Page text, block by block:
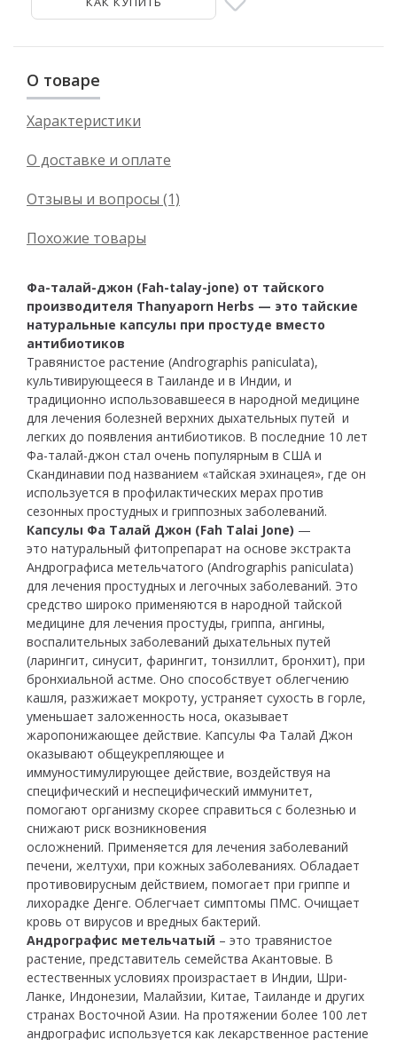
О товаре
Характеристики
О доставке и оплате
Отзывы и вопросы (1)
Похожие товары
Фа-талай-джон (Fah-talay-jone) от тайского
производителя Thanyaporn Herbs — это тайские
натуральные капсулы при простуде вместо
антибиотиков
Травянистое растение (Andrographis paniculata),
культивирующееся в Таиланде и в Индии, и
традиционно использовавшееся в народной медицине
для лечения болезней верхних дыхательных путей и
легких до появления антибиотиков. В последние 10 лет
Фа-талай-джон стал очень популярным в США и
Скандинавии под названием «тайская эхинацея», где он
используется в профилактических мерах против
сезонных простудных и гриппозных заболеваний.
Капсулы Фа Талай Джон (Fah Talai Jone) —
это натуральный фитопрепарат на основе экстракта
Андрографиса метельчатого (Andrographis paniculata)
для лечения простудных и легочных заболеваний. Это
средство широко применяются в народной тайской
медицине для лечения простуды, гриппа, ангины,
воспалительных заболеваний дыхательных путей
(ларингит, синусит, фарингит, тонзиллит, бронхит), при
бронхиальной астме. Оно способствует облегчению
кашля, разжижает мокроту, устраняет сухость в горле,
уменьшает заложенность носа, оказывает
жаропонижающее действие. Капсулы Фа Талай Джон
оказывают общеукрепляющее и
иммуностимулирующее действие, воздействуя на
специфический и неспецифический иммунитет,
помогают организму скорее справиться с болезнью и
снижают риск возникновения
осложнений. Применяется для лечения заболеваний
печени, желтухи, при кожных заболеваниях. Обладает
противовирусным действием, помогает при гриппе и
лихорадке Денге. Облегчает симптомы ПМС. Очищает
кровь от вирусов и вредных бактерий.
Андрографис метельчатый – это травянистое
растение, представитель семейства Акантовые. В
естественных условиях произрастает в Индии, Шри-
Ланке, Индонезии, Малайзии, Китае, Таиланде и других
странах Восточной Азии. На протяжении более 100 лет
андрографис используется как лекарственное растение